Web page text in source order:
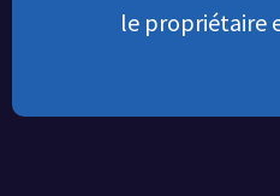
le propriétaire